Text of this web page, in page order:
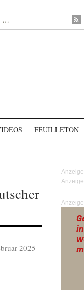
FEUILLETON
2025
Anzeige